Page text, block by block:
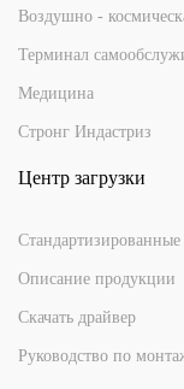
Воздушно -
Терминал
Медицина
Стронг Индастриз
Центр загрузки
Описание продукции
Скачать драйвер
Руководство по